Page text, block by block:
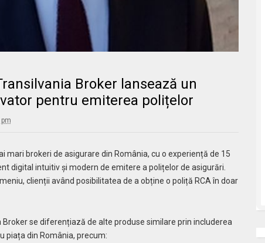
Broker lansează un
pentru emiterea polițelor
mari brokeri de asigurare din România, cu o experiență de 15
digital intuitiv și modern de emitere a polițelor de asigurări.
clienții având posibilitatea de a obține o poliță RCA în doar
se diferențiază de alte produse similare prin includerea
piața din România, precum: